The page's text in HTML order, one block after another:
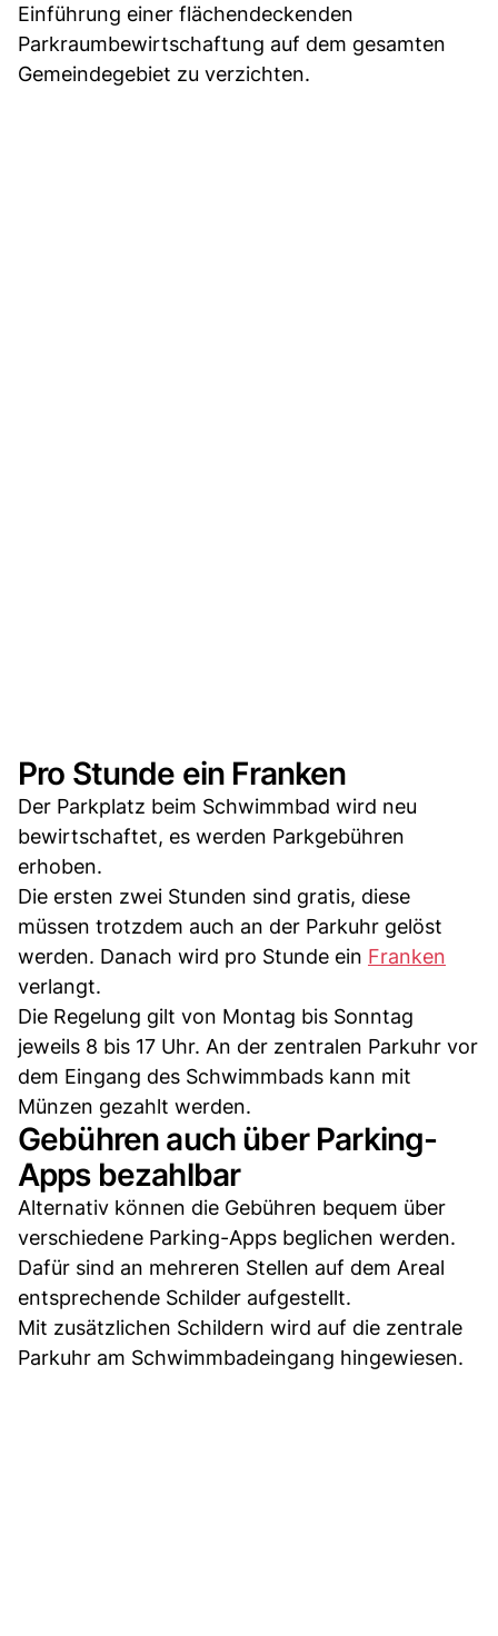
Einführung einer flächendeckenden
Parkraumbewirtschaftung auf dem gesamten
Gemeindegebiet zu verzichten.
Pro Stunde ein Franken
Der Parkplatz beim Schwimmbad wird neu
bewirtschaftet, es werden Parkgebühren
erhoben.
Die ersten zwei Stunden sind gratis, diese
müssen trotzdem auch an der Parkuhr gelöst
werden. Danach wird pro Stunde ein Franken
verlangt.
Die Regelung gilt von Montag bis Sonntag
jeweils 8 bis 17 Uhr. An der zentralen Parkuhr vor
dem Eingang des Schwimmbads kann mit
Münzen gezahlt werden.
Gebühren auch über Parking-
Apps bezahlbar
Alternativ können die Gebühren bequem über
verschiedene Parking-Apps beglichen werden.
Dafür sind an mehreren Stellen auf dem Areal
entsprechende Schilder aufgestellt.
Mit zusätzlichen Schildern wird auf die zentrale
Parkuhr am Schwimmbadeingang hingewiesen.